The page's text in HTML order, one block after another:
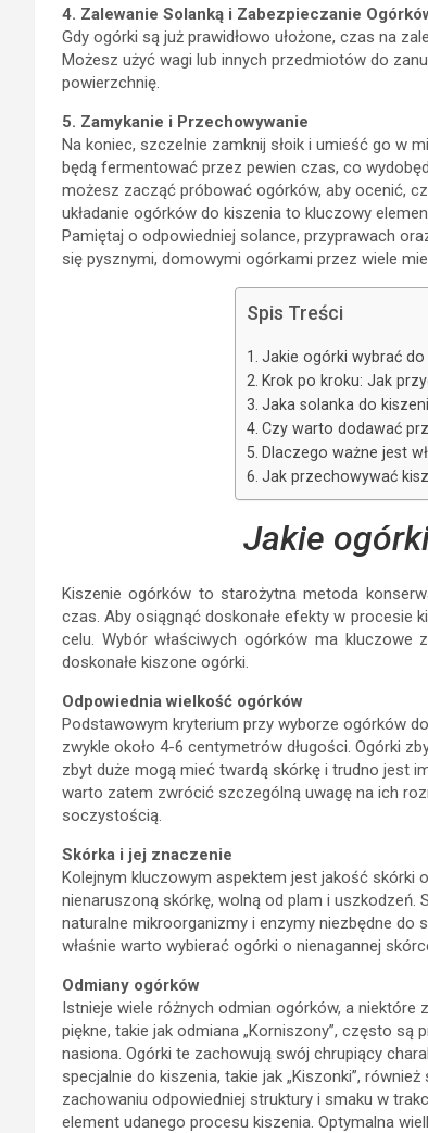
4. Zalewanie Solanką i Zabezpieczanie
Gdy ogórki są już prawidłowo ułożone, czas na
Możesz użyć wagi lub innych przedmiotów do
powierzchnię.
5. Zamykanie i Przechowywanie
Na koniec, szczelnie zamknij słoik i umieść go w
będą fermentować przez pewien czas, co
możesz zacząć próbować ogórków, aby ocenić,
układanie ogórków do kiszenia to kluczowy
Pamiętaj o odpowiedniej solance, przyprawach
się pysznymi, domowymi ogórkami przez wiele
Spis Treści
Jakie ogórki wybrać do
Krok po kroku: Jak
Jaka solanka do
Czy warto dodawać
Dlaczego ważne jest
Jak przechowywać
Jakie
Kiszenie ogórków to starożytna metoda
czas. Aby osiągnąć doskonałe efekty w procesie
celu. Wybór właściwych ogórków ma kluczowe
doskonałe kiszone ogórki.
Odpowiednia wielkość ogórków
Podstawowym kryterium przy wyborze ogórków
zwykle około 4-6 centymetrów długości. Ogórki
zbyt duże mogą mieć twardą skórkę i trudno jest
warto zatem zwrócić szczególną uwagę na ich
soczystością.
Skórka i jej znaczenie
Kolejnym kluczowym aspektem jest jakość skórki
nienaruszoną skórkę, wolną od plam i
naturalne mikroorganizmy i enzymy niezbędne
właśnie warto wybierać ogórki o nienagannej
Odmiany ogórków
Istnieje wiele różnych odmian ogórków, a niektóre
piękne, takie jak odmiana „Korniszony”, często
nasiona. Ogórki te zachowują swój chrupiący
specjalnie do kiszenia, takie jak „Kiszonki”,
zachowaniu odpowiedniej struktury i smaku w
element udanego procesu kiszenia. Optymalna